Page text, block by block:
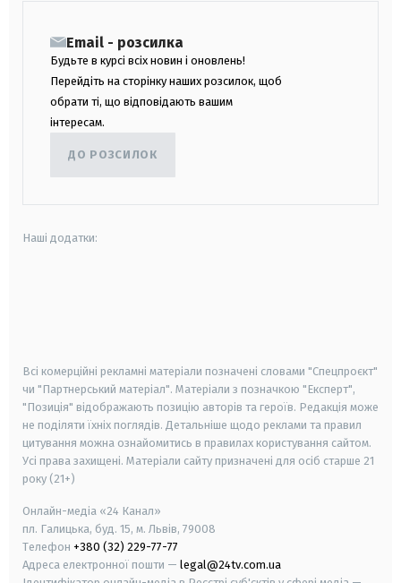
Email - розсилка
Будьте в курсі всіх новин і оновлень!
Перейдіть на сторінку наших розсилок, щоб
обрати ті, що відповідають вашим
інтересам.
ДО РОЗСИЛОК
Наші додатки:
Всі комерційні рекламні матеріали позначені словами "Спецпроєкт"
чи "Партнерський матеріал". Матеріали з позначкою "Експерт",
"Позиція" відображають позицію авторів та героїв. Редакція може
не поділяти їхніх поглядів. Детальніше щодо реклами та правил
цитування можна ознайомитись в правилах користування сайтом.
Усі права захищені. Матеріали сайту призначені для осіб старше 21
року (21+)
Онлайн-медіа «24 Канал»
пл. Галицька, буд. 15, м. Львів, 79008
Телефон +380 (32) 229-77-77
Адреса електронної пошти — legal@24tv.com.ua